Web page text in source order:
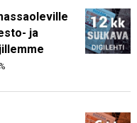
ja